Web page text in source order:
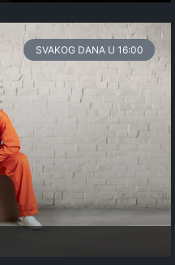
SVAKOG DANA U 16:00